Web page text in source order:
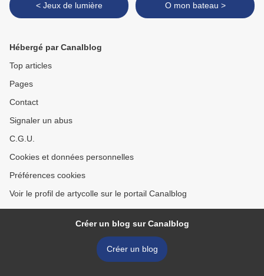
< Jeux de lumière O mon bateau >
Hébergé par Canalblog
Top articles
Pages
Contact
Signaler un abus
C.G.U.
Cookies et données personnelles
Préférences cookies
Voir le profil de artycolle sur le portail Canalblog
Créer un blog sur Canalblog
Créer un blog